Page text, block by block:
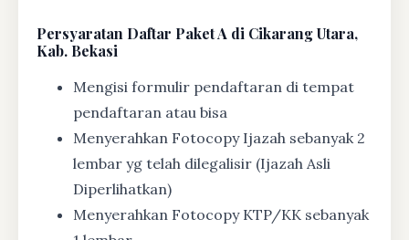
Persyaratan Daftar Paket A di Cikarang Utara,
Kab. Bekasi
Mengisi formulir pendaftaran di tempat
pendaftaran atau bisa
Menyerahkan Fotocopy Ijazah sebanyak 2
lembar yg telah dilegalisir (Ijazah Asli
Diperlihatkan)
Menyerahkan Fotocopy KTP/KK sebanyak